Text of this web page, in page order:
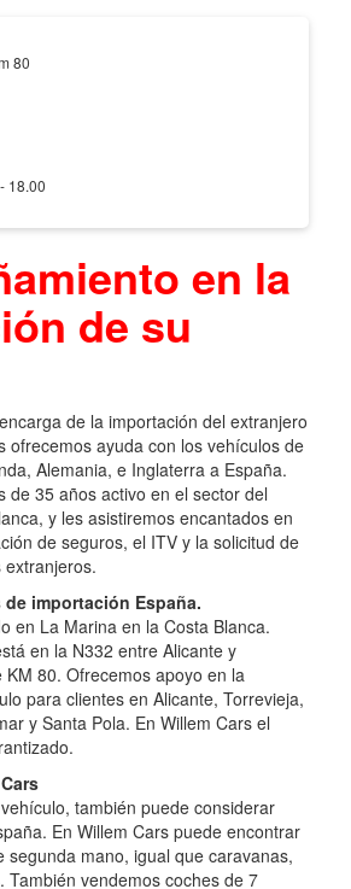
80
18.00
en la
de su
de la importación del extranjero
ofrecemos ayuda con los vehículos de
Alemania, e Inglaterra a España.
de 35 años activo en el sector del
y les asistiremos encantados en
de seguros, el ITV y la solicitud de
extranjeros.
importación España.
en La Marina en la Costa Blanca.
en la N332 entre Alicante y
80. Ofrecemos apoyo en la
para clientes en Alicante, Torrevieja,
y Santa Pola. En Willem Cars el
también puede considerar
En Willem Cars puede encontrar
segunda mano, igual que caravanas,
También vendemos coches de 7